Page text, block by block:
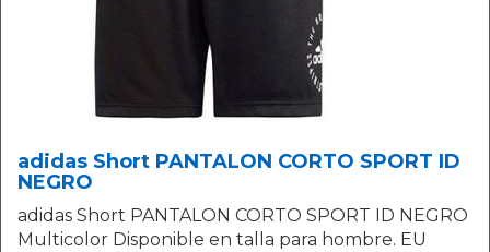
adidas Short PANTALON CORTO SPORT ID
NEGRO
adidas Short PANTALON CORTO SPORT ID NEGRO
Multicolor Disponible en talla para hombre. EU